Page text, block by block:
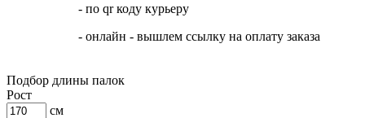
- по qr коду курьеру
- онлайн - вышлем ссылку на оплату заказа
Подбор длины палок
Рост
см